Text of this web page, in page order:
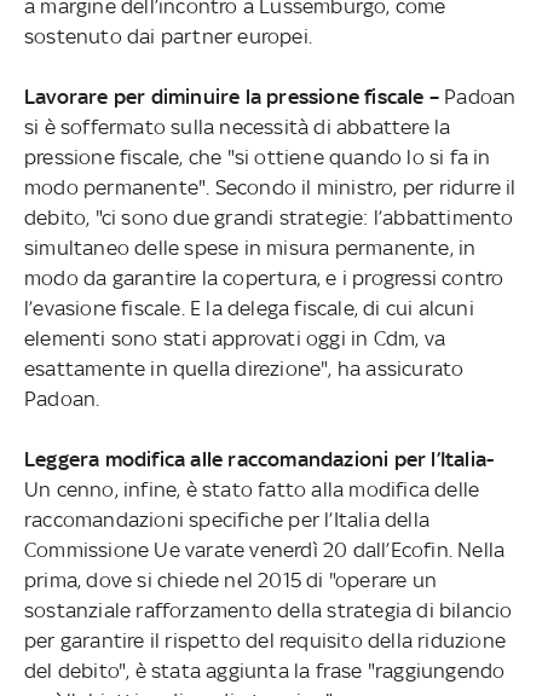
a margine dell’incontro a Lussemburgo, come
sostenuto dai partner europei.
Lavorare per diminuire la pressione fiscale – Padoan
si è soffermato sulla necessità di abbattere la
pressione fiscale, che "si ottiene quando lo si fa in
modo permanente". Secondo il ministro, per ridurre il
debito, "ci sono due grandi strategie: l’abbattimento
simultaneo delle spese in misura permanente, in
modo da garantire la copertura, e i progressi contro
l’evasione fiscale. E la delega fiscale, di cui alcuni
elementi sono stati approvati oggi in Cdm, va
esattamente in quella direzione", ha assicurato
Padoan.
Leggera modifica alle raccomandazioni per l’Italia-
Un cenno, infine, è stato fatto alla modifica delle
raccomandazioni specifiche per l’Italia della
Commissione Ue varate venerdì 20 dall’Ecofin. Nella
prima, dove si chiede nel 2015 di "operare un
sostanziale rafforzamento della strategia di bilancio
per garantire il rispetto del requisito della riduzione
del debito", è stata aggiunta la frase "raggiungendo